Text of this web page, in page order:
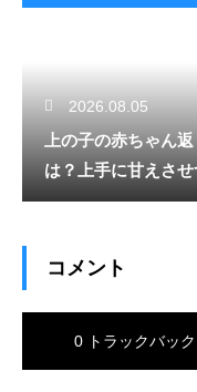
2026.08.05
上の子の赤ちゃん
は？上手に甘えさ
コメント
0 トラックバック